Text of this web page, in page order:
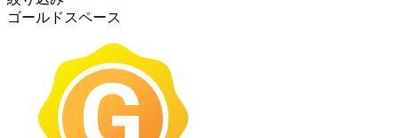
ゴールドスペース